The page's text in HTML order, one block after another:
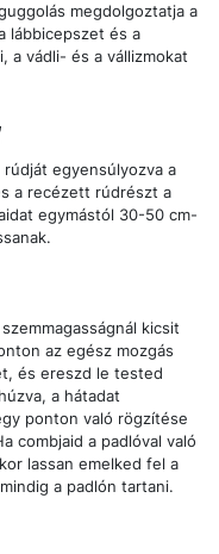
megdolgoztatja a
lábbicepszet és a
a vádli- és a vállizmokat
egyensúlyozva a
a recézett rúdrészt a
egymástól 30-50 cm-
kicsit
az egész mozgás
és ereszd le tested
a hátadat
ponton való rögzítése
combjaid a padlóval való
lassan emelked fel a
a padlón tartani.